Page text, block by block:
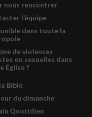
nous rencontrer
l’équipe
dans toute la
de violences
ou sexuelles dans
Église ?
Bible
du dimanche
Quotidien